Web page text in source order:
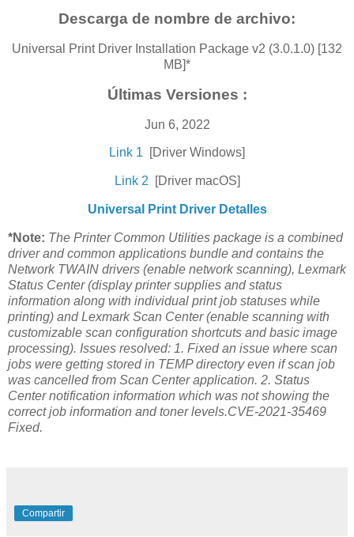
Descarga de nombre de archivo:
Universal Print Driver Installation Package v2 (3.0.1.0) [132
MB]*
Últimas Versiones :
Jun 6, 2022
Link 1 [Driver Windows]
Link 2 [Driver macOS]
Universal Print Driver Detalles
*Note: The Printer Common Utilities package is a combined
driver and common applications bundle and contains the
Network TWAIN drivers (enable network scanning), Lexmark
Status Center (display printer supplies and status
information along with individual print job statuses while
printing) and Lexmark Scan Center (enable scanning with
customizable scan configuration shortcuts and basic image
processing). Issues resolved: 1. Fixed an issue where scan
jobs were getting stored in TEMP directory even if scan job
was cancelled from Scan Center application. 2. Status
Center notification information which was not showing the
correct job information and toner levels.CVE-2021-35469
Fixed.
Compartir